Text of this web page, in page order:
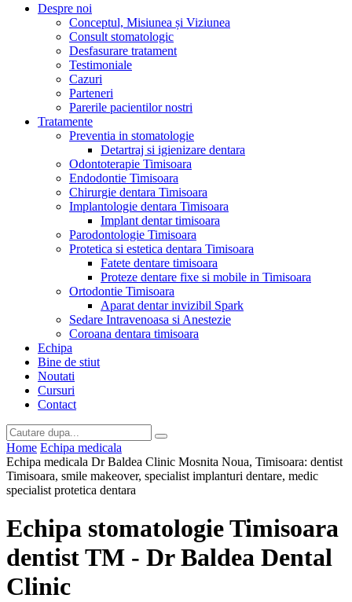
Despre noi
Conceptul, Misiunea și Viziunea
Consult stomatologic
Desfasurare tratament
Testimoniale
Cazuri
Parteneri
Parerile pacientilor nostri
Tratamente
Preventia in stomatologie
Detartraj si igienizare dentara
Odontoterapie Timisoara
Endodontie Timisoara
Chirurgie dentara Timisoara
Implantologie dentara Timisoara
Implant dentar timisoara
Parodontologie Timisoara
Protetica si estetica dentara Timisoara
Fatete dentare timisoara
Proteze dentare fixe si mobile in Timisoara
Ortodontie Timisoara
Aparat dentar invizibil Spark
Sedare Intravenoasa si Anestezie
Coroana dentara timisoara
Echipa
Bine de stiut
Noutati
Cursuri
Contact
Home Echipa medicala
Echipa medicala Dr Baldea Clinic Mosnita Noua, Timisoara: dentist
Timisoara, smile makeover, specialist implanturi dentare, medic
specialist protetica dentara
Echipa stomatologie Timisoara
dentist TM - Dr Baldea Dental
Clinic